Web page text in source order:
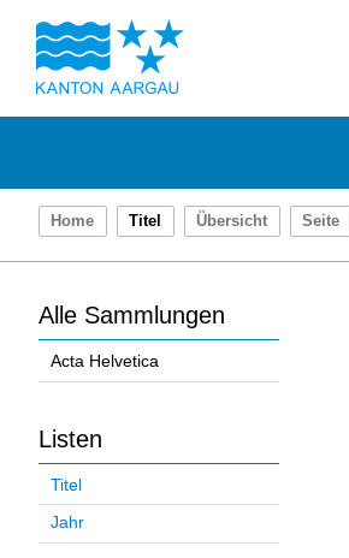
Home Titel Übersicht Seite
Alle Sammlungen
Acta Helvetica
Listen
Titel
Jahr